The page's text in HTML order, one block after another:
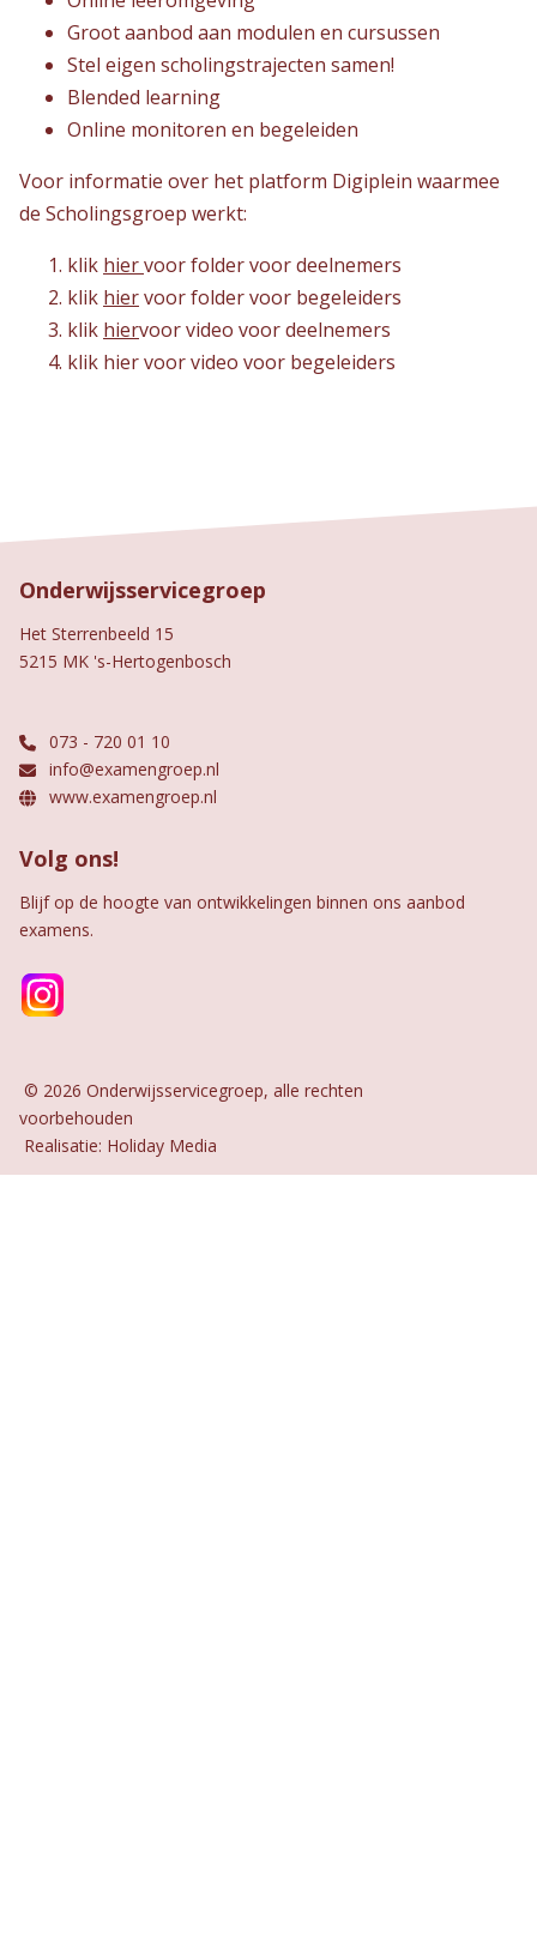
Groot aanbod aan modulen en cursussen
Stel eigen scholingstrajecten samen!
Blended learning
Online monitoren en begeleiden
Voor informatie over het platform Digiplein waarmee
de Scholingsgroep werkt:
klik hiervoor folder voor deelnemers
klik hiervoor folder voor begeleiders
klik hiervoor video voor deelnemers
klik hier voor video voor begeleiders
Onderwijsservicegroep
Het Sterrenbeeld 15
5215 MK 's-Hertogenbosch
073 - 720 01 10
info@examengroep.nl
www.examengroep.nl
Volg ons!
Blijf op de hoogte van ontwikkelingen binnen ons aanbod
examens.
© 2026 Onderwijsservicegroep, alle rechten
voorbehouden
Realisatie: Holiday Media